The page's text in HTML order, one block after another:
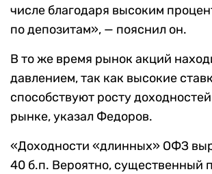
числе благодаря высоким
по депозитам», — пояснил он.
В то же время рынок акций
давлением, так как высокие
способствуют росту
рынке, указал Федоров.
«Доходности «длинных» ОФЗ
40 б.п. Вероятно, существенный